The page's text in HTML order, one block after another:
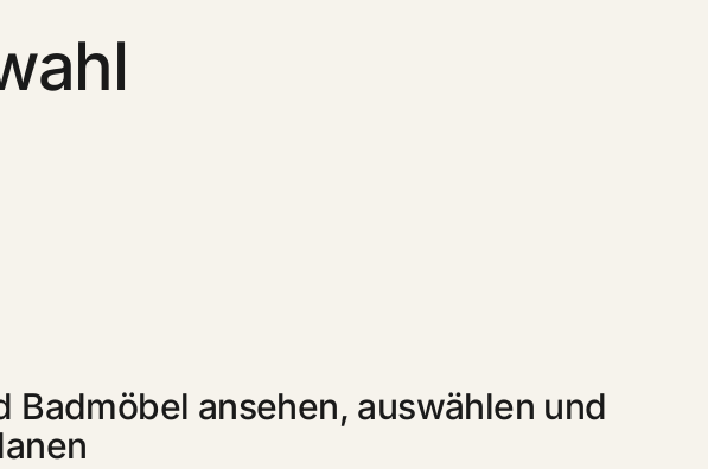
Badmöbel ansehen, auswählen und